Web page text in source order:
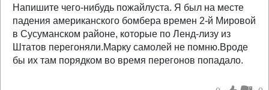
Напишите чего-нибудь пожайлуста. Я был на месте
падения американского бомбера времен 2-й Мировой
в Сусуманском районе, которые по Ленд-лизу из
Штатов перегоняли.Марку самолей не помню.Вроде
бы их там порядком во время перегонов попадало.